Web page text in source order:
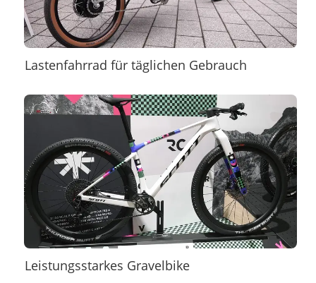
Lastenfahrrad für täglichen Gebrauch
Leistungsstarkes Gravelbike